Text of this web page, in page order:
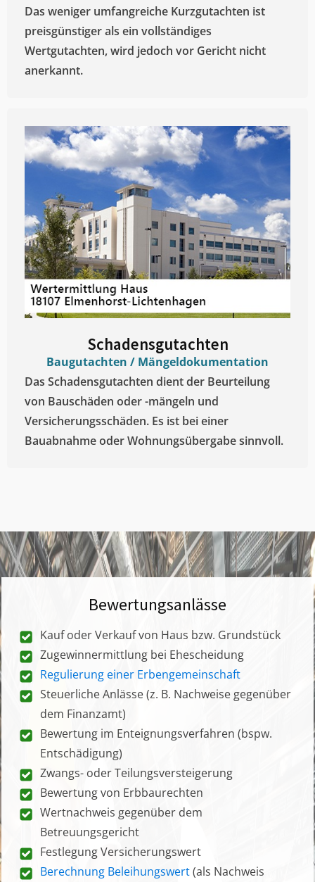
Das weniger umfangreiche Kurzgutachten ist
preisgünstiger als ein vollständiges
Wertgutachten, wird jedoch vor Gericht nicht
anerkannt.
Schadensgutachten
Baugutachten / Mängeldokumentation
Das Schadensgutachten dient der Beurteilung
von Bauschäden oder -mängeln und
Versicherungsschäden. Es ist bei einer
Bauabnahme oder Wohnungsübergabe sinnvoll.
Bewertungsanlässe
Kauf oder Verkauf von Haus bzw. Grundstück
Zugewinnermittlung bei Ehescheidung
Regulierung einer Erbengemeinschaft
Steuerliche Anlässe (z. B. Nachweise gegenüber
dem Finanzamt)
Bewertung im Enteignungsverfahren (bspw.
Entschädigung)
Zwangs- oder Teilungsversteigerung
Bewertung von Erbbaurechten
Wertnachweis gegenüber dem
Betreuungsgericht
Festlegung Versicherungswert
Berechnung Beleihungswert(als Nachweis